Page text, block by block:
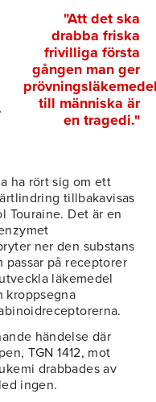
"Att det ska
drabba friska
frivilliga första
gången man ger
till människa är
en tragedi."
ha rört sig om ett
tillbakavisas
Touraine. Det är en
ner den substans
passar på receptorer
läkemedel
kroppsegna
händelse där
TGN 1412, mot
drabbades av
ingen.